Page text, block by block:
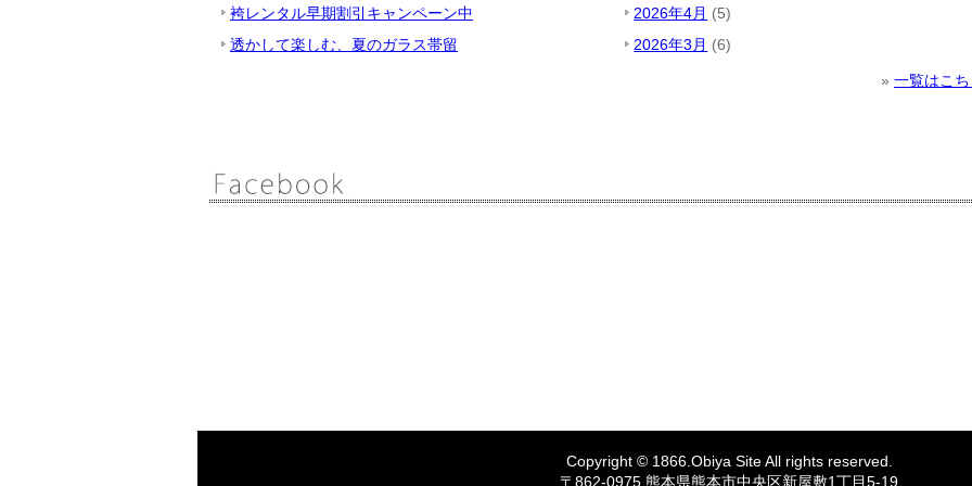
袴レンタル早期割引キャンペーン中
透かして楽しむ、夏のガラス帯留
2026年4月 (5)
2026年3月 (6)
» 一覧はこ
Copyright © 1866. Obiya Site All rights reserved.
〒862-0975 熊本県熊本市中央区新屋敷1丁目5-19